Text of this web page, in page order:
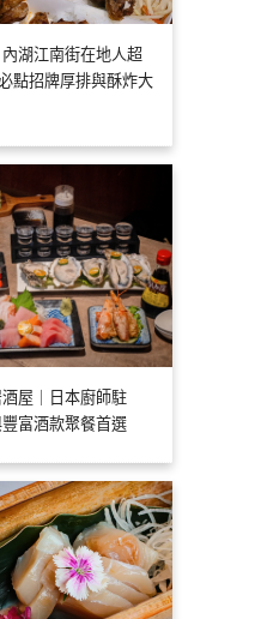
內湖江南街在地人超
點招牌厚排與酥炸大
酒屋｜日本廚師駐
富酒款聚餐首選